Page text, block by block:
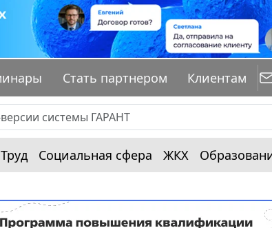
Стать партнером Клиентам
Труд Социальная сфера ЖКХ